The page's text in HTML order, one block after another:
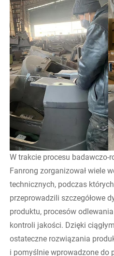
W trakcie procesu badawczo-
Fanrong zorganizował wiele
technicznych, podczas
przeprowadzili szczegółowe
produktu, procesów
kontroli jakości. Dzięki
ostateczne rozwiązania
i pomyślnie wprowadzone do